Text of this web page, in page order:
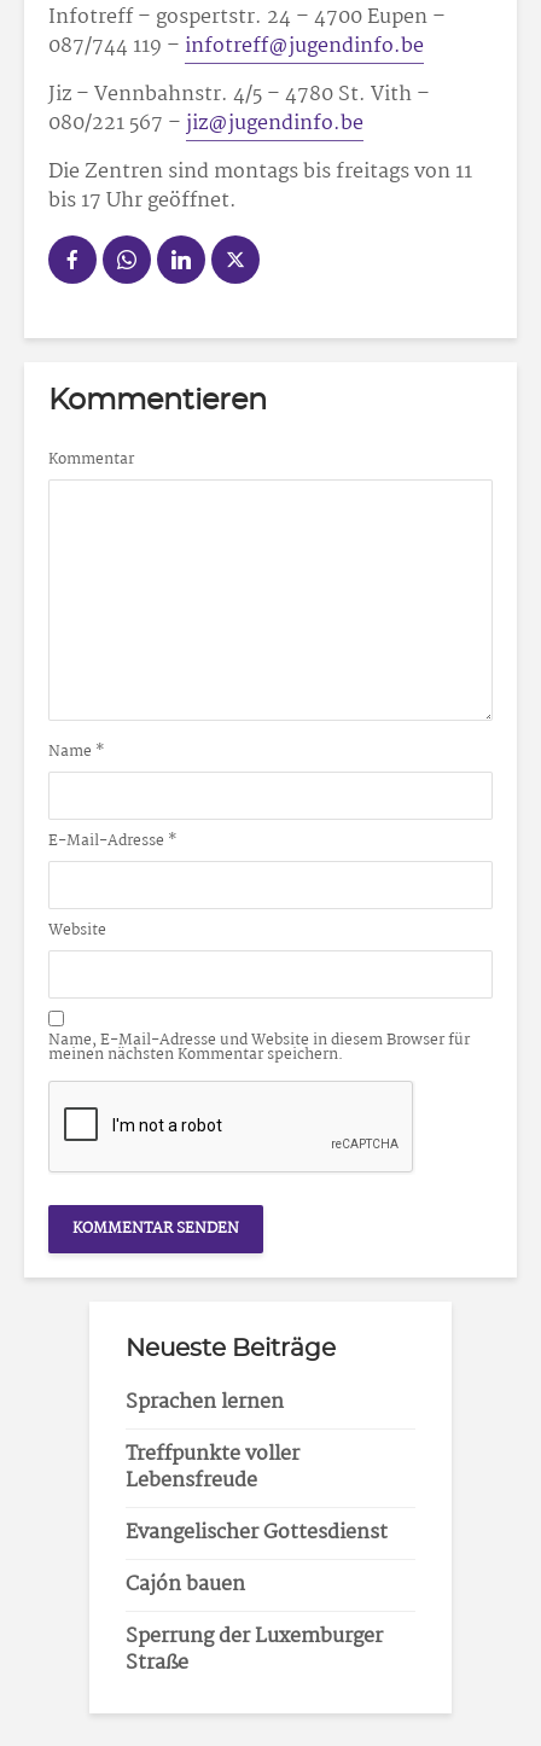
Infotreff – gospertstr. 24 – 4700 Eupen –
087/744 119 – infotreff@jugendinfo.be
Jiz – Vennbahnstr. 4/5 – 4780 St. Vith –
080/221 567 – jiz@jugendinfo.be
Die Zentren sind montags bis freitags von 11
bis 17 Uhr geöffnet.
Kommentieren
Kommentar
Name *
E-Mail-Adresse *
Website
Name, E-Mail-Adresse und Website in diesem Browser für
meinen nächsten Kommentar speichern.
Neueste Beiträge
Sprachen lernen
Treffpunkte voller
Lebensfreude
Evangelischer Gottesdienst
Cajón bauen
Sperrung der Luxemburger
Straße